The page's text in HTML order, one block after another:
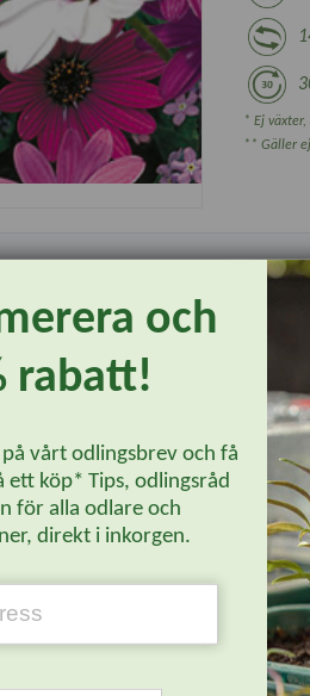
* Ej
** Gäller
Tål torka väl. Perfekt för
och
rabatt!
vårt odlingsbrev och få
ett köp* Tips, odlingsråd
för alla odlare och
direkt i inkorgen.